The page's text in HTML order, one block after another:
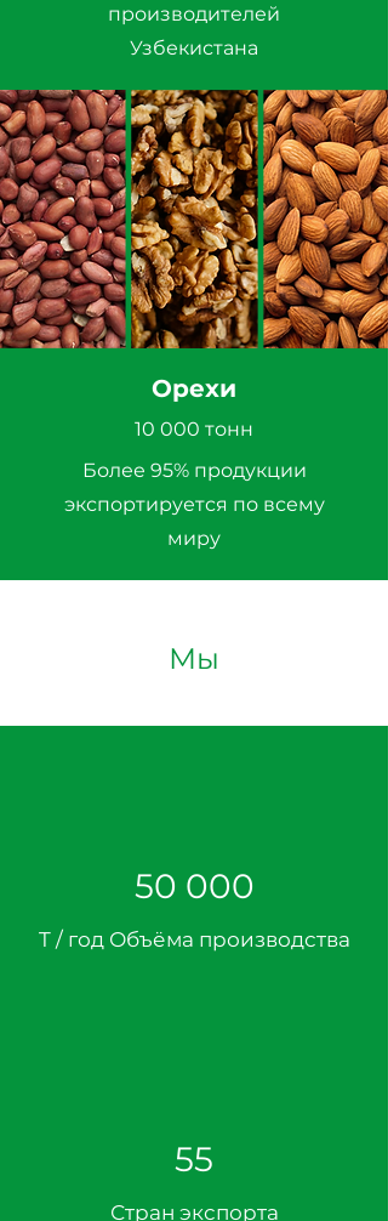
производителей
Узбекистана
Орехи
10 000 тонн
Более 95% продукции
экспортируется по всему
миру
Мы
50 000
T / год Объёма производства
55
Стран экспорта